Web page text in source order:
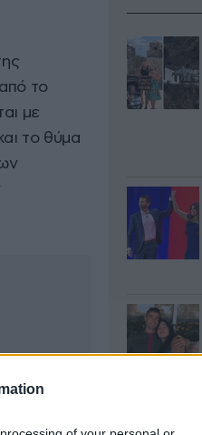
το
με
το θύμα